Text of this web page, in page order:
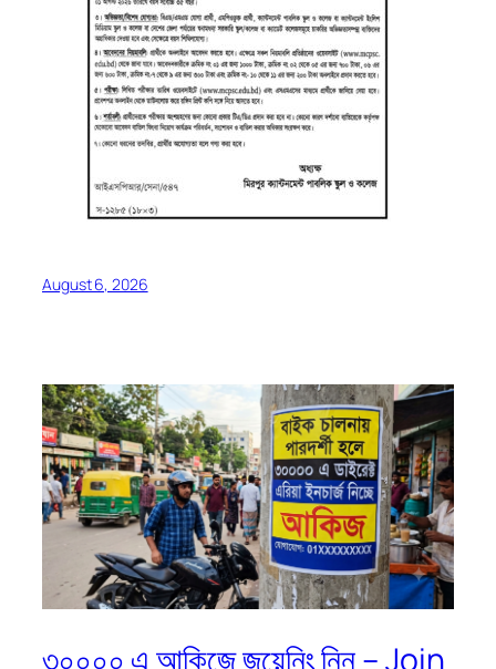
August 6, 2026
৩০০০০ এ আকিজে জয়েনিং নিন – Join